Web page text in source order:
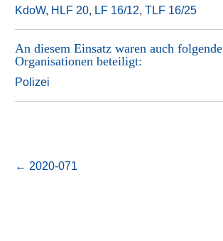
KdoW, HLF 20, LF 16/12,TLF 16/25
An diesem Einsatz waren auch folgende
Organisationen beteiligt:
Polizei
← 2020-071